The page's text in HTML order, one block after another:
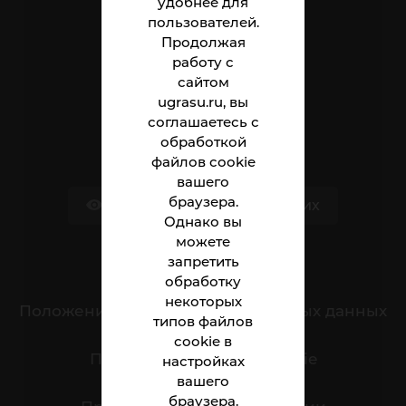
пользователей.
Продолжая
работу с
сайтом
ugrasu.ru, вы
соглашаетесь с
обработкой
файлов cookie
вашего
браузера.
Однако вы
можете
запретить
обработку
некоторых
типов файлов
cookie в
настройках
вашего
браузера.
Институт
Абитуриенту
Студенту
Сотруднику
Версия для слабовидящих
Обращения граждан
Положение о защите персональных данных
Политика обработки cookie